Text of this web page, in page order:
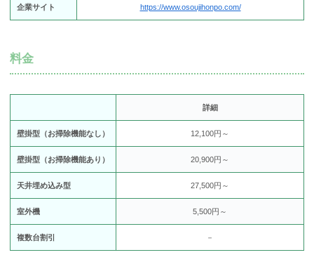
企業サイト https://www.osoujihonpo.com/
料金
詳細
壁掛型（お掃除機能なし） 12,100円～
壁掛型（お掃除機能あり） 20,900円～
天井埋め込み型 27,500円～
室外機 5,500円～
複数台割引 －